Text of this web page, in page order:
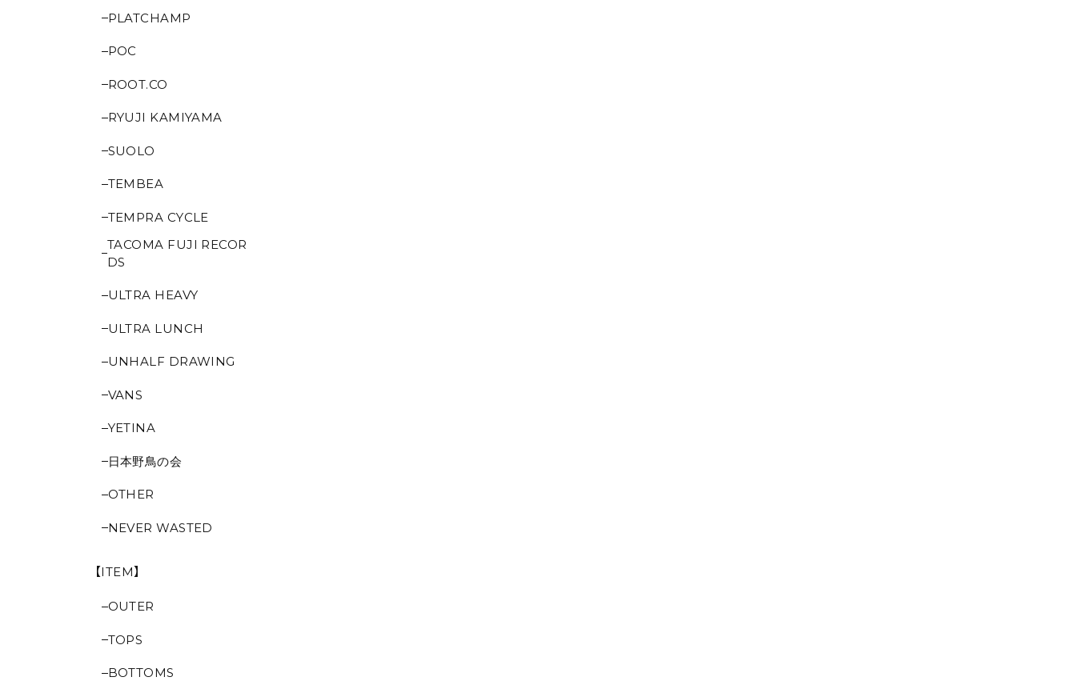
PLATCHAMP
POC
ROOT.CO
RYUJI KAMIYAMA
SUOLO
TEMBEA
TEMPRA CYCLE
TACOMA FUJI RECOR
DS
ULTRA HEAVY
ULTRA LUNCH
UNHALF DRAWING
VANS
YETINA
日本野鳥の会
OTHER
NEVER WASTED
【ITEM】
OUTER
TOPS
BOTTOMS